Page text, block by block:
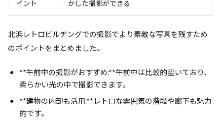
イント かした撮影ができる
北浜レトロビルヂングでの撮影でより素敵な写真を残すため
のポイントをまとめました。
**午前中の撮影がおすすめ:**午前中は比較的空いており、
柔らかい光の中で撮影できます。
**建物の内部も活用:**レトロな雰囲気の階段や廊下も魅力
的です。